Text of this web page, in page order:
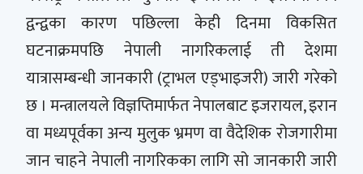
द्वन्द्वका कारण पछिल्ला केही दिनमा विकसित
घटनाक्रमपछि नेपाली नागरिकलाई ती देशमा
यात्रासम्बन्धी जानकारी (ट्राभल एड्भाइजरी) जारी गरेको
छ । मन्त्रालयले विज्ञप्तिमार्फत नेपालबाट इजरायल, इरान
वा मध्यपूर्वका अन्य मुलुक भ्रमण वा वैदेशिक रोजगारीमा
जान चाहने नेपाली नागरिकका लागि सो जानकारी जारी